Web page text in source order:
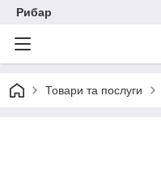
Рибар
Товари та послуги